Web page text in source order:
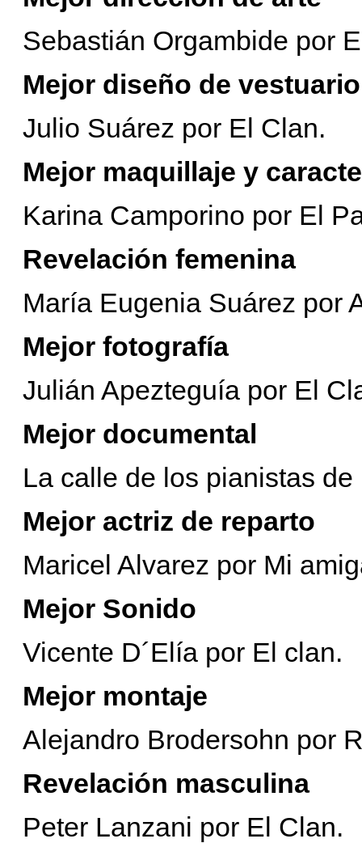
Sebastián Orgambide por
Mejor diseño de vestuario
Julio Suárez por El Clan.
Mejor maquillaje y
Karina Camporino por El
Revelación femenina
María Eugenia Suárez por
Mejor fotografía
Julián Apezteguía por El
Mejor documental
La calle de los pianistas
Mejor actriz de reparto
Maricel Alvarez por Mi
Mejor Sonido
Vicente D´Elía por El clan.
Mejor montaje
Alejandro Brodersohn por
Revelación masculina
Peter Lanzani por El Clan.